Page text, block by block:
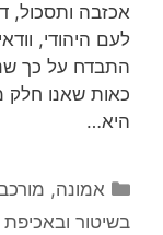
אכזבה ותסכול,
לעם היהודי,
התבדח על כך
כאות שאנו
היא…
קטגוריות
אמונה,
בשיטור ובאכיפת